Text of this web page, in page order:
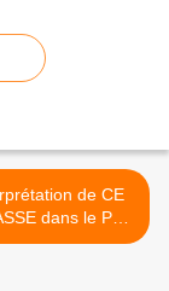
de CE
dans le PCF
[par Danielle Bleitrach] >